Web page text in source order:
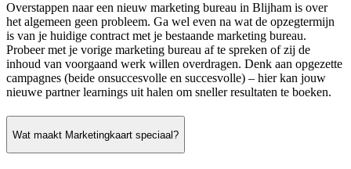
Overstappen naar een nieuw marketing bureau in Blijham is over
het algemeen geen probleem. Ga wel even na wat de opzegtermijn
is van je huidige contract met je bestaande marketing bureau.
Probeer met je vorige marketing bureau af te spreken of zij de
inhoud van voorgaand werk willen overdragen. Denk aan opgezette
campagnes (beide onsuccesvolle en succesvolle) – hier kan jouw
nieuwe partner learnings uit halen om sneller resultaten te boeken.
Wat maakt Marketingkaart speciaal?